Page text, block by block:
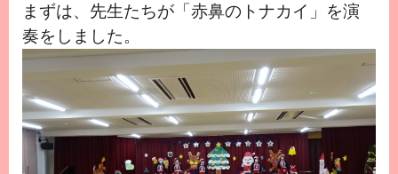
まずは、先生たちが「赤鼻のトナカイ」を演
奏をしました。